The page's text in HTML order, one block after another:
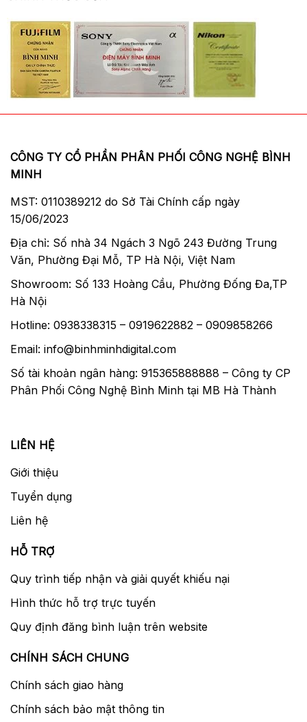
CÔNG TY CỔ PHẦN PHÂN PHỐI CÔNG NGHỆ BÌNH
MINH
MST: 0110389212 do Sở Tài Chính cấp ngày
15/06/2023
Địa chỉ: Số nhà 34 Ngách 3 Ngõ 243 Đường Trung
Văn, Phường Đại Mỗ, TP Hà Nội, Việt Nam
Showroom: Số 133 Hoàng Cầu, Phường Đống Đa,TP
Hà Nội
Hotline: 0938338315 – 0919622882 – 0909858266
Email: info@binhminhdigital.com
Số tài khoản ngân hàng: 915365888888 – Công ty CP
Phân Phối Công Nghệ Bình Minh tại MB Hà Thành
LIÊN HỆ
Giới thiệu
Tuyển dụng
Liên hệ
HỖ TRỢ
Quy trình tiếp nhận và giải quyết khiếu nại
Hình thức hỗ trợ trực tuyến
Quy định đăng bình luận trên website
CHÍNH SÁCH CHUNG
Chính sách giao hàng
Chính sách bảo mật thông tin